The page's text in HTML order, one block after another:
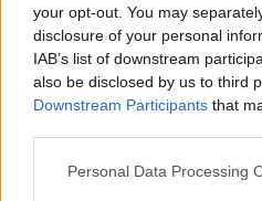
your opt-out. You may
disclosure of your personal
IAB’s list of downstream
also be disclosed by us to third
Downstream Participants that
Personal Data Processing
kiinnitetty
Kerroimme eilen ilallla